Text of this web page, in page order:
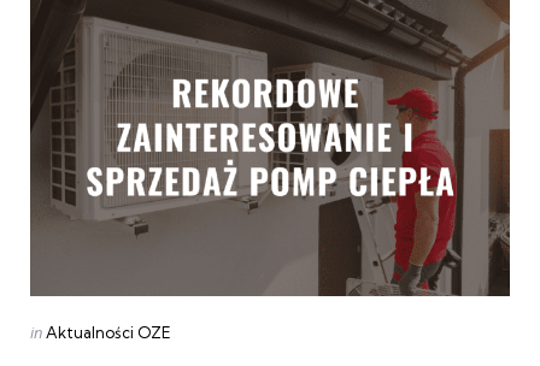
Categories
Posted
inAktualności OZE